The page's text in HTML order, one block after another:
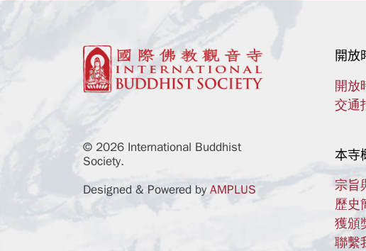
© 2026 International Buddhist
Society.
Designed & Powered by AMPLUS
開放
開放
交通
本寺
宗旨
歷史
獲頒
聯繫